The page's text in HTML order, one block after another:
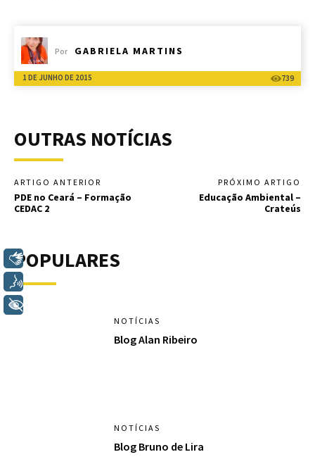
Por GABRIELA MARTINS
1 DE JUNHO DE 2015 739
OUTRAS NOTÍCIAS
ARTIGO ANTERIOR
PDE no Ceará – Formação
CEDAC 2
PRÓXIMO ARTIGO
Educação Ambiental –
Crateús
POPULARES
NOTÍCIAS
Blog Alan Ribeiro
NOTÍCIAS
Blog Bruno de Lira
Libras
Voz